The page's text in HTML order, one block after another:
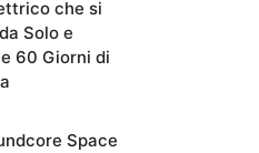
che si
Solo e
60 Giorni di
Space